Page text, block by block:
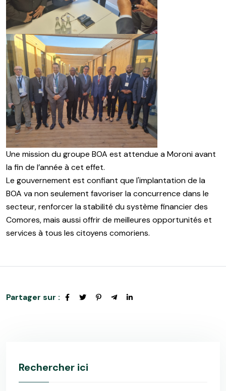
Une mission du groupe BOA est attendue a Moroni avant
la fin de l’année à cet effet.
Le gouvernement est confiant que l'implantation de la
BOA va non seulement favoriser la concurrence dans le
secteur, renforcer la stabilité du système financier des
Comores, mais aussi offrir de meilleures opportunités et
services à tous les citoyens comoriens.
Partager sur :
Rechercher ici